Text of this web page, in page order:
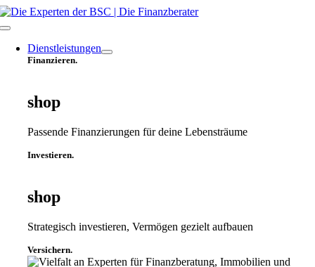
Zum
Inhalt
Toggle
NavigationDienstleistungen
Finanzieren.
shop
Passende Finanzierungen für deine Lebensträume
Investieren.
shop
Strategisch investieren, Vermögen gezielt aufbauen
Versichern.